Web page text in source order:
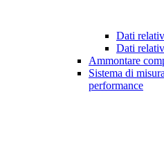
Dati
Dati
Ammontare
Sistema di
performance